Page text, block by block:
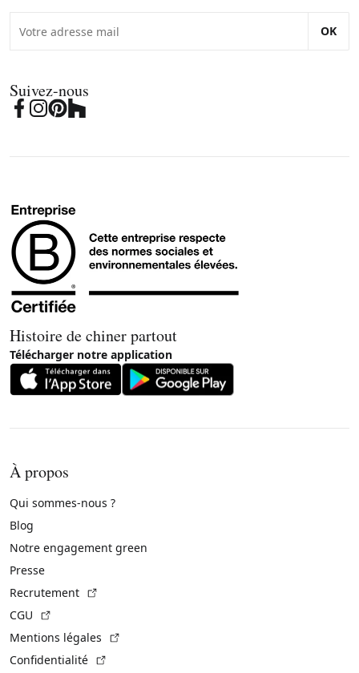
OK
Suivez-nous
Histoire de chiner partout
Télécharger notre application
À propos
Qui sommes-nous ?
Blog
Notre engagement green
Presse
Recrutement
CGU
Mentions légales
Confidentialité